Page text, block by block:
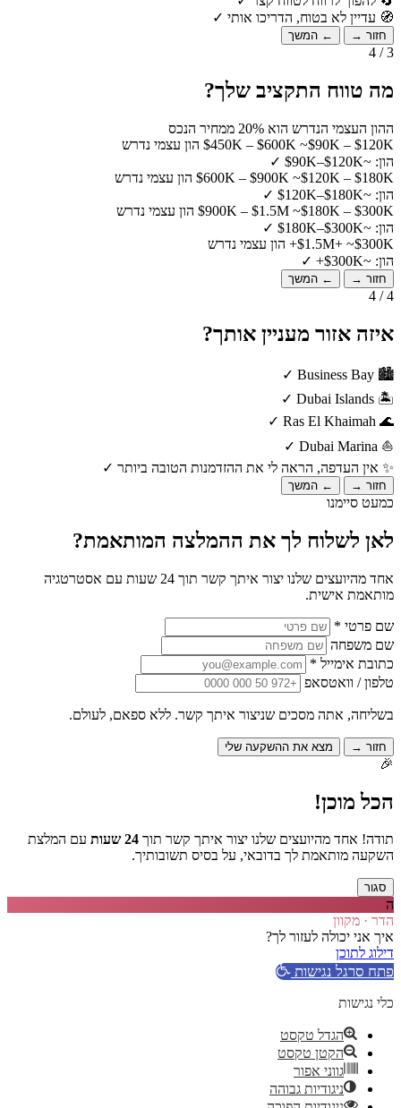
🧭 עדיין לא בטוח, הדריכו אותי ✓
חזור → ← המשך
3 / 4
מה טווח התקציב שלך?
ההון העצמי הנדרש הוא 20% ממחיר הנכס
$450K – $600K ~$90K – $120K הון עצמי נדרש
הון: ~$90K–$120K
✓
$600K – $900K ~$120K – $180K הון עצמי נדרש
הון: ~$120K–$180K
✓
$900K – $1.5M ~$180K – $300K הון עצמי נדרש
הון: ~$180K–$300K
✓
$1.5M+ ~$300K+ הון עצמי נדרש
הון: ~$300K+
✓
חזור → ← המשך
4 / 4
איזה אזור מעניין אותך?
🏙️
Business Bay
✓
🏝️
Dubai Islands
✓
🌊
Ras El Khaimah
✓
⛵
Dubai Marina
✓
✨ אין העדפה, הראה לי את ההזדמנות הטובה ביותר ✓
חזור → ← המשך
כמעט סיימנו
לאן לשלוח לך את ההמלצה המותאמת?
אחד מהיועצים שלנו יצור איתך קשר תוך 24 שעות עם אסטרטגיה
מותאמת אישית.
שם פרטי *
שם משפחה
כתובת אימייל *
טלפון / וואטסאפ
בשליחה, אתה מסכים שניצור איתך קשר. ללא ספאם, לעולם.
חזור → מצא את ההשקעה שלי
🎉
הכל מוכן!
תודה! אחד מהיועצים שלנו יצור איתך קשר תוך 24 שעות
עם המלצת
השקעה מותאמת לך בדובאי, על בסיס תשובותיך.
סגור
ה
הדר · מקוון
איך אני יכולה לעזור לך?
דילוג לתוכן
פתח סרגל נגישות
כלי נגישות
הגדל טקסט
הקטן טקסט
גווני אפור
ניגודיות גבוהה